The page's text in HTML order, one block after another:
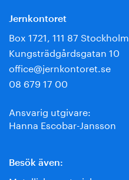
Jernkontoret
Box 1721, 111 87 Stockholm
Kungsträdgårdsgatan 10
office@jernkontoret.se
08 679 17 00
Ansvarig utgivare:
Hanna Escobar-Jansson
Besök även: